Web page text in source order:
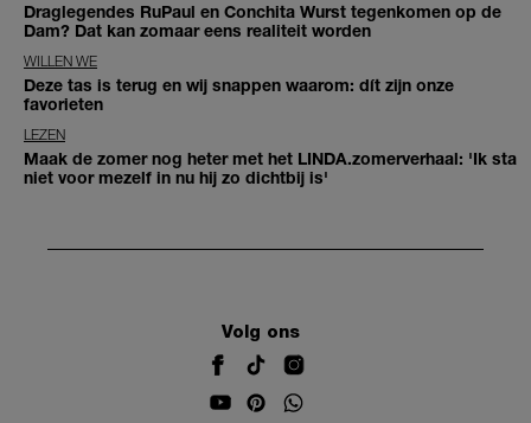
Draglegendes RuPaul en Conchita Wurst tegenkomen op de
Dam? Dat kan zomaar eens realiteit worden
WILLEN WE
Deze tas is terug en wij snappen waarom: dít zijn onze
favorieten
LEZEN
Maak de zomer nog heter met het LINDA.zomerverhaal: 'Ik sta
niet voor mezelf in nu hij zo dichtbij is'
Volg ons